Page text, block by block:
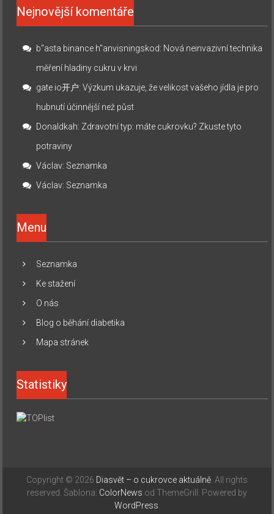
Nejnovější komentáře
b"asta binance h"anvisningskod: Nová neinvazivní technika
měření hladiny cukru v krvi
gate io开户:Výzkum ukazuje, že velikost vašeho jídla je pro
hubnutí účinnější než půst
Donaldkah: Zdravotní typ: máte cukrovku? Zkuste tyto
potraviny
Václav: Seznamka
Václav: Seznamka
Menu
Seznamka
Ke stažení
O nás
Blog o běhání diabetika
Mapa stránek
Statistiky
Copyright © 2026 Diasvět – o cukrovce aktuálně . All rights
reserved. Šablona: ColorNews od ThemeGrill. Powered by
WordPress